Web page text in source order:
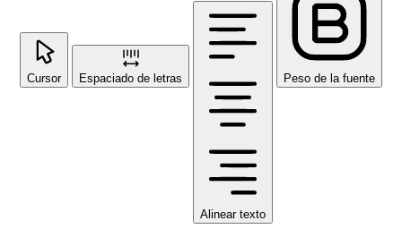
Cursor Espaciado de letras
Alinear texto
Peso de la fuente